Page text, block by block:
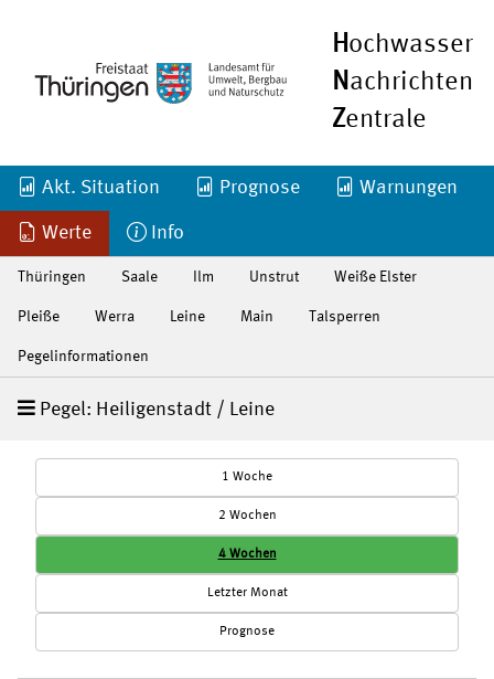
Hochwasser
Nachrichten
Zentrale
Akt. Situation Prognose Warnungen
Werte Info
Thüringen Saale Ilm Unstrut Weiße Elster
Pleiße Werra Leine Main Talsperren
Pegelinformationen
Pegel: Heiligenstadt / Leine
1 Woche
2 Wochen
4 Wochen
Letzter Monat
Prognose